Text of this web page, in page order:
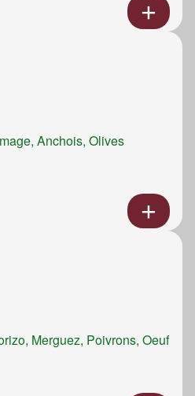
Anchois, Olives
Merguez, Poivrons, Oeuf